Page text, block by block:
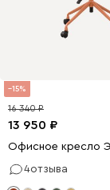
15
13 950
16 340
Офисное кресло
4отзыва